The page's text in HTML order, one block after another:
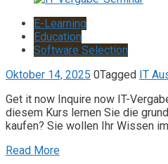
E-Learning
Education
Software Selection
Oktober 14, 2025 0Tagged IT
Get it now Inquire now IT-
diesem Kurs lernen Sie die
kaufen? Sie wollen Ihr Wissen
Read More